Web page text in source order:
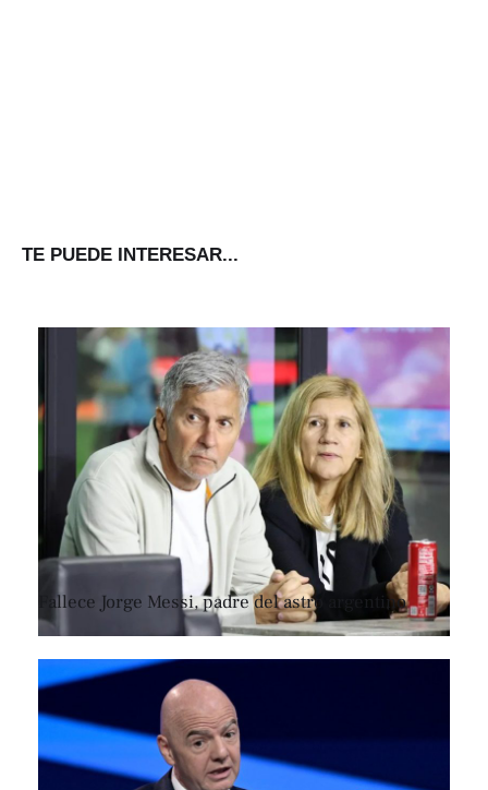
TE PUEDE INTERESAR...
Fallece Jorge Messi, padre del astro argentino